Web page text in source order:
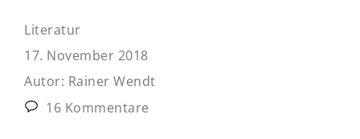
Literatur
17. November 2018
Autor: Rainer Wendt
16 Kommentare